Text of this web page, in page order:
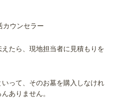
たら、現地担当者に見積もりを
って、そのお墓を購入しなけれ
ありません。